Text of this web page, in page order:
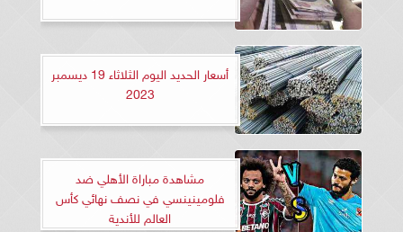
أسعار الحديد اليوم الثلاثاء 19 ديسمبر
2023
مشاهدة مباراة الأهلي ضد
فلومينينسي في نصف نهائي كأس
العالم للأندية